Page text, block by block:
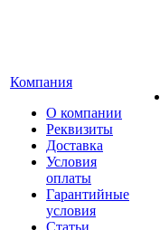
Компания
О компании
Реквизиты
Доставка
Условия
оплаты
Гарантийные
условия
Статьи